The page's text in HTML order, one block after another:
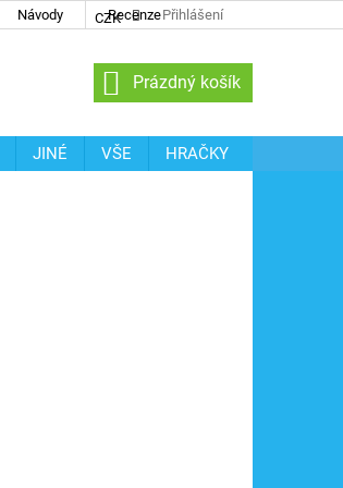
Návody Recenze
CZK Přihlášení
NÁKUPNÍ
KOŠÍK
Prázdný košík
JINÉ VŠE
HRAČKY